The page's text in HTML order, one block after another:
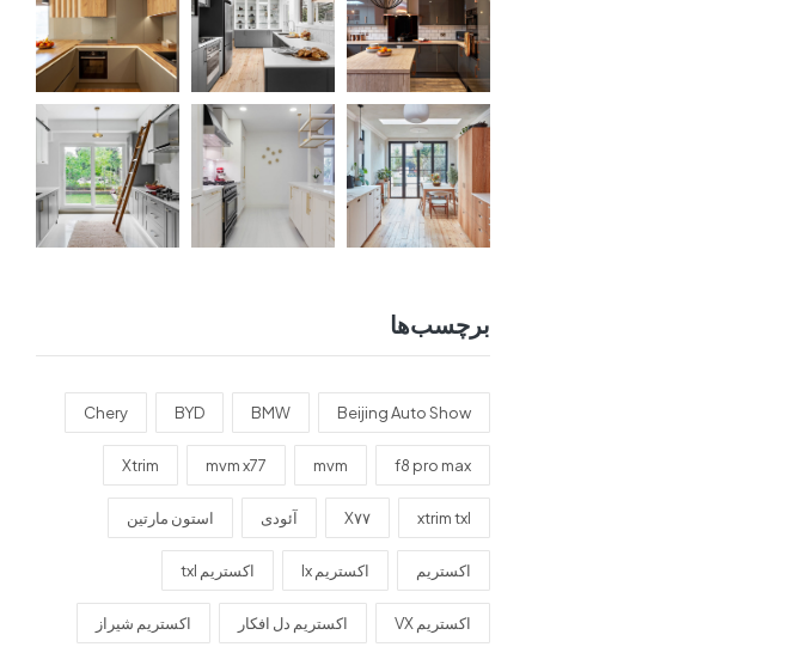
برچسب‌ها
Beijing Auto Show
BMW
BYD
Chery
f8 pro max
mvm
mvm x77
Xtrim
xtrim txl X۷۷ آئودی استون مارتین
اکستریم اکستریم lx اکستریم txl
اکستریم VX اکستریم دل افکار اکستریم شیراز